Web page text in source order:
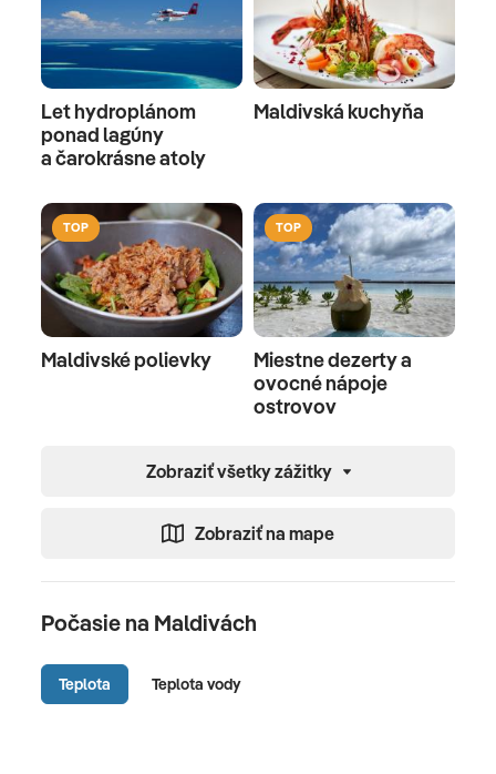
Let hydroplánom
ponad lagúny
a čarokrásne atoly
Maldivská kuchyňa
TOP
Maldivské polievky
TOP
Miestne dezerty a
ovocné nápoje
ostrovov
Zobraziť všetky zážitky
Zobraziť na mape
Počasie na Maldivách
Teplota Teplota vody